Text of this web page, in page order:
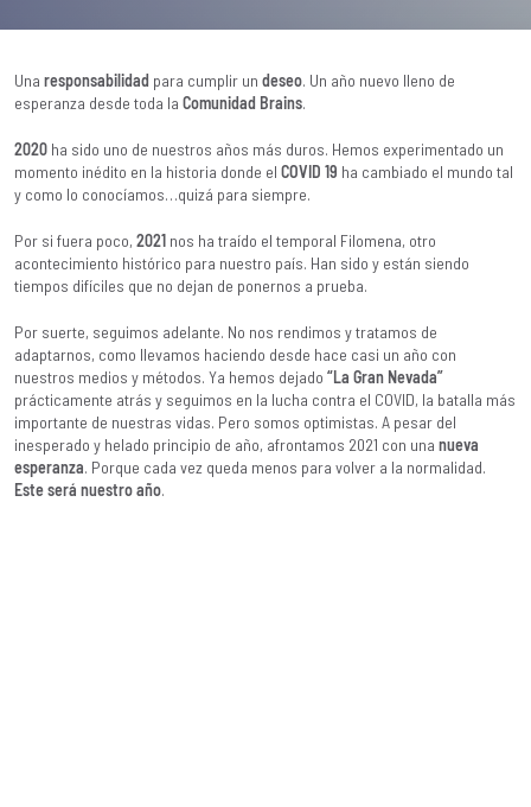
Una responsabilidad para cumplir un deseo. Un año nuevo lleno de
esperanza desde toda la Comunidad Brains.
2020 ha sido uno de nuestros años más duros. Hemos experimentado un
momento inédito en la historia donde el COVID 19 ha cambiado el mundo tal
y como lo conocíamos…quizá para siempre.
Por si fuera poco, 2021 nos ha traído el temporal Filomena, otro
acontecimiento histórico para nuestro país. Han sido y están siendo
tiempos difíciles que no dejan de ponernos a prueba.
Por suerte, seguimos adelante. No nos rendimos y tratamos de
adaptarnos, como llevamos haciendo desde hace casi un año con
nuestros medios y métodos. Ya hemos dejado “La Gran Nevada”
prácticamente atrás y seguimos en la lucha contra el COVID, la batalla más
importante de nuestras vidas. Pero somos optimistas. A pesar del
inesperado y helado principio de año, afrontamos 2021 con una nueva
esperanza. Porque cada vez queda menos para volver a la normalidad.
Este será nuestro año.